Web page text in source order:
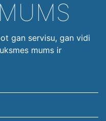
gan servisu, gan vidi
mums ir